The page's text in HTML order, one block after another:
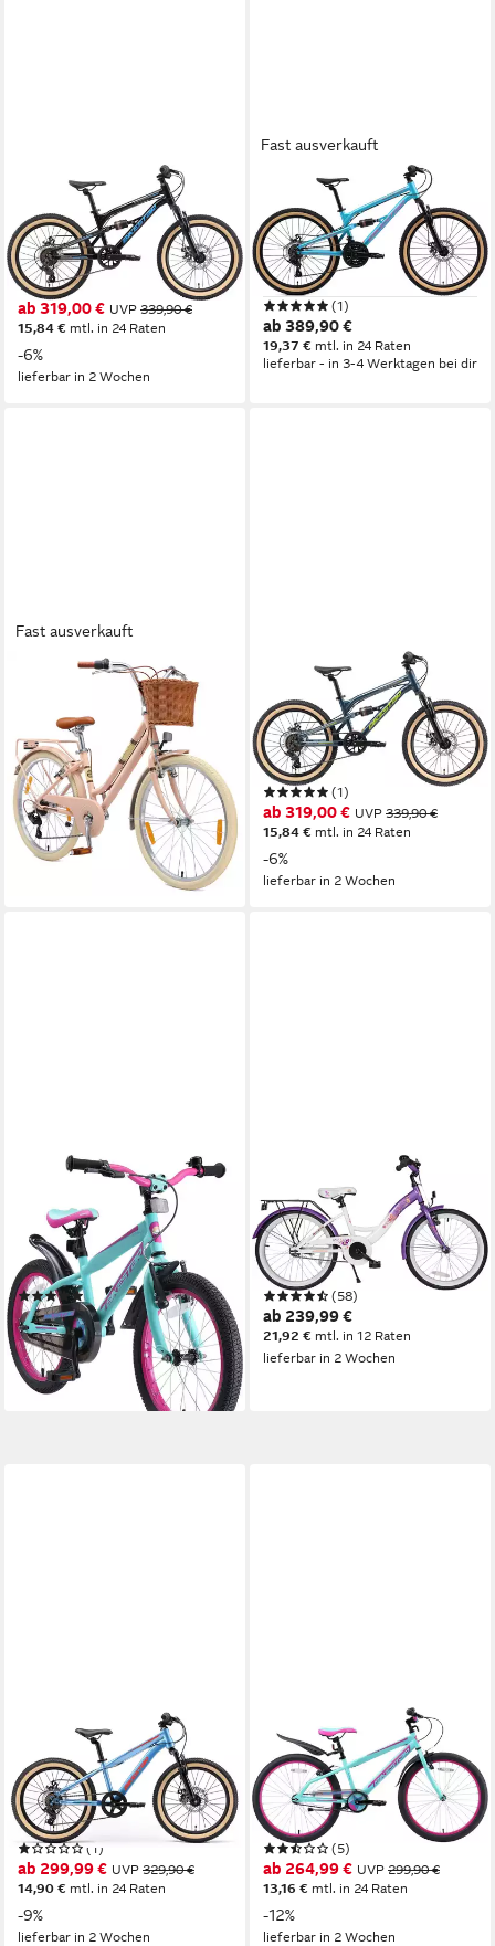
BIKESTAR
Jugendfahrrad
30 cm Rahmenhöhe
7 Gänge
50 kg Zul. Gesamtgewicht
ab 319,00 € UVP 339,90 €
15,84 € mtl. in 24 Raten
-6%
lieferbar in 2 Wochen
Fast ausverkauft
BIKESTAR
Jugendfahrrad
33 cm Rahmenhöhe
21 Gänge
70 kg Zul. Gesamtgewicht
(1)
ab 389,90 €
19,37 € mtl. in 24 Raten
lieferbar - in 3-4 Werktagen bei dir
Fast ausverkauft
Kinderfahrrad Cityrad 24 Zoll
Aluminium ab 9 Jahre 7 Gang
35,6 cm Rahmenhöhe
7 Gänge
70 kg Zul. Gesamtgewicht
349,90 €
17,38 €mtl. in 24 Raten
lieferbar - in 3-4 Werktagen bei dir
BIKESTAR
Jugendfahrrad
30 cm Rahmenhöhe
7 Gänge
50 kg Zul. Gesamtgewicht
(1)
ab 319,00 € UVP 339,90 €
15,84 € mtl. in 24 Raten
-6%
lieferbar in 2 Wochen
Kinderfahrrad Urban Jungle
25 cm Rahmenhöhe
Gänge
50 kg Zul. Gesamtgewicht
(6)
ab 214,99 € UVP 249,90 €
19,64 € mtl. in 12 Raten
-14%
lieferbar in 2 Wochen
Jugendfahrrad Classic
29 cm Rahmenhöhe
1 Gänge
50 kg Zul. Gesamtgewicht
(58)
ab 239,99 €
21,92 € mtl. in 12 Raten
lieferbar in 2 Wochen
BIKESTAR
Jugendfahrrad
28 cm Rahmenhöhe
7 Gänge
50 kg Zul. Gesamtgewicht
(1)
ab 299,99 € UVP 329,90 €
14,90 € mtl. in 24 Raten
-9%
lieferbar in 2 Wochen
BIKESTAR
Jugendfahrrad
32 cm Rahmenhöhe
1
Gänge
65 kg
Zul. Gesamtgewicht
(5)
ab 264,99 € UVP 299,90 €
13,16 € mtl. in 24 Raten
-12%
lieferbar in 2 Wochen